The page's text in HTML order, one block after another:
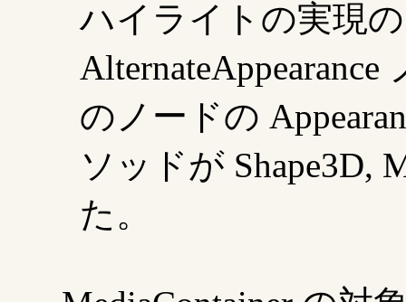
ハイライトの実現
のノードの
ソッドが Shape3D,
た。